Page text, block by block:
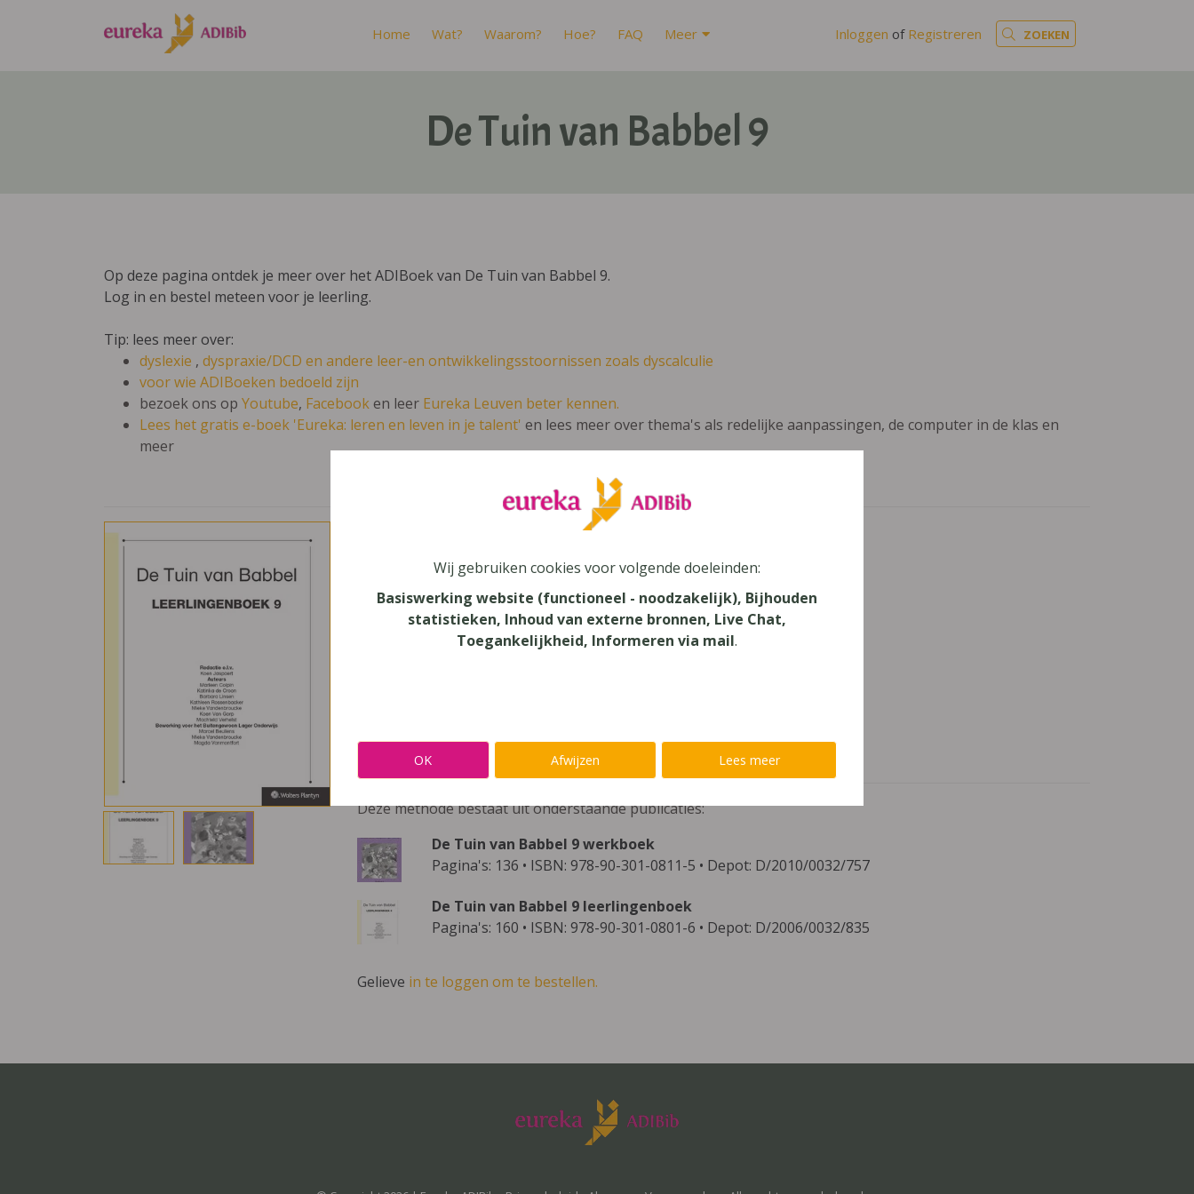
Home Wat? Waarom? Hoe? FAQ Meer Inloggen of Registreren ZOEKEN
De Tuin van Babbel 9
Op deze pagina ontdek je meer over het ADIBoek van De Tuin van Babbel 9.
Log in en bestel meteen voor je leerling.
Tip: lees meer over:
dyslexie , dyspraxie/DCD en andere leer-en ontwikkelingsstoornissen zoals dyscalculie
voor wie ADIBoeken bedoeld zijn
bezoek ons op Youtube, Facebooken leer Eureka Leuven beter kennen.
Lees het gratis e-boek 'Eureka: leren en leven in je talent' en lees meer over thema's als redelijke aanpassingen, de computer in de klas en
meer
Uitgeverij
Deze methode bestaat uit onderstaande publicaties:
De Tuin van Babbel 9 werkboek
Pagina's: 136 • ISBN: 978-90-301-0811-5 • Depot: D/2010/0032/757
De Tuin van Babbel 9 leerlingenboek
Pagina's: 160 • ISBN: 978-90-301-0801-6 • Depot: D/2006/0032/835
Gelieve in te loggen om te bestellen.
Wij gebruiken cookies voor volgende doeleinden:
Basiswerking website (functioneel - noodzakelijk), Bijhouden
statistieken, Inhoud van externe bronnen, Live Chat,
Toegankelijkheid, Informeren via mail.
OK Afwijzen Lees meer